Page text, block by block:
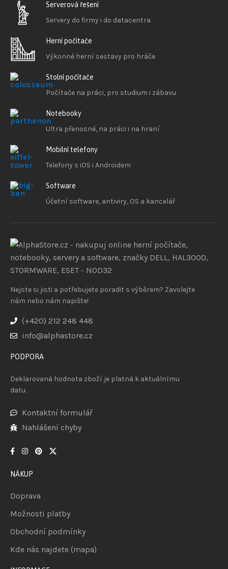
Serverová řešení
Servery do firmy i do datacentra
Herní počítače
Výkonné herní sestavy pro hráče
Stolní počítače
Počítače na práci, pro studium i zábavu
Notebooky
Ultra přenosné, na práci i na hraní
Mobilní telefony
Telefony s iOS i Androidem
Software
Účetní software, antiviry, OS a kancelář
Nejste si jisti a potřebujete poradit s výběrem? Zavolejte
nám nebo nám napište!
(+420) 212 248 448
info@alphastore.cz
PODPORA
Deklarovaná hodnota zboží je platná k aktuálnímu
datu.
Kontaktní formulář
Nahlášení chyby
NÁKUP
Doprava
Možnosti platby
Obchodní podmínky
Kde nás najdete (mapa)